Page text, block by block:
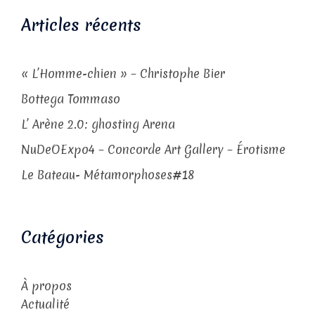
Articles récents
« L’Homme-chien » – Christophe Bier
Bottega Tommaso
L’ Arène 2.0: ghosting Arena
NuDeOExpo4 – Concorde Art Gallery – Érotisme
Le Bateau- Métamorphoses#18
Catégories
À propos
Actualité